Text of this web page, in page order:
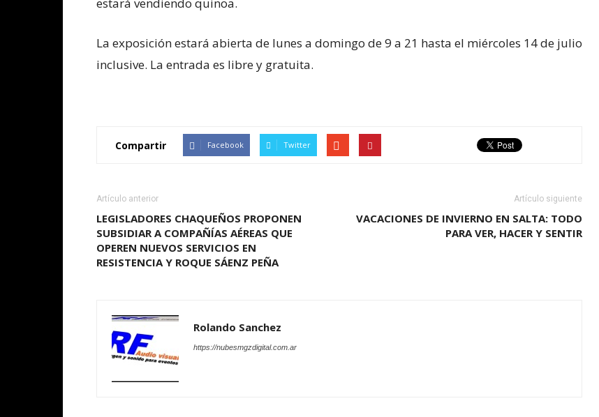
La exposición estará abierta de lunes a domingo de 9 a 21 hasta el miércoles 14 de julio
inclusive. La entrada es libre y gratuita.
Compartir Facebook Twitter
Artículo anterior
LEGISLADORES CHAQUEÑOS PROPONEN
SUBSIDIAR A COMPAÑÍAS AÉREAS QUE
OPEREN NUEVOS SERVICIOS EN
RESISTENCIA Y ROQUE SÁENZ PEÑA
Artículo siguiente
VACACIONES DE INVIERNO EN SALTA: TODO
PARA VER, HACER Y SENTIR
Rolando Sanchez
https://nubesmgzdigital.com.ar